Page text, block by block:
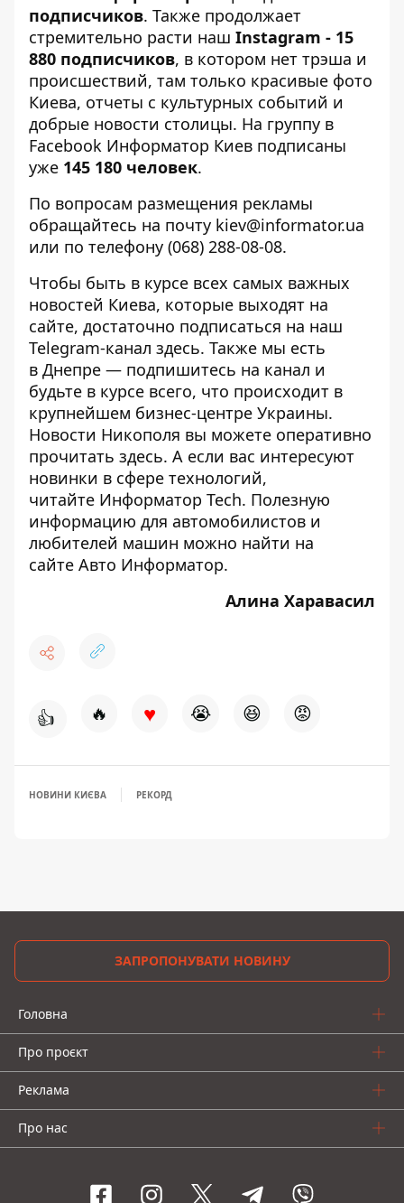
подписчиков. Также продолжает
стремительно расти наш Instagram - 15
880 подписчиков, в котором нет трэша и
происшествий, там только красивые фото
Киева, отчеты с культурных событий и
добрые новости столицы. На группу в
Facebook Информатор Киев подписаны
уже 145 180 человек.
По вопросам размещения рекламы
обращайтесь на почту kiev@informator.ua
или по телефону (068) 288-08-08.
Чтобы быть в курсе всех самых важных
новостей Киева, которые выходят на
сайте, достаточно подписаться на наш
Telegram-канал здесь. Также мы есть
в Днепре — подпишитесь на канал и
будьте в курсе всего, что происходит в
крупнейшем бизнес-центре Украины.
Новости Никополя вы можете оперативно
прочитать здесь. А если вас интересуют
новинки в сфере технологий,
читайте Информатор Tech. Полезную
информацию для автомобилистов и
любителей машин можно найти на
сайте Авто Информатор.
Алина Харавасил
👍 🔥 ♥ 😭 😆 😡
НОВИНИ КИЄВА РЕКОРД
ЗАПРОПОНУВАТИ НОВИНУ
Головна
Про проєкт
Реклама
Про нас